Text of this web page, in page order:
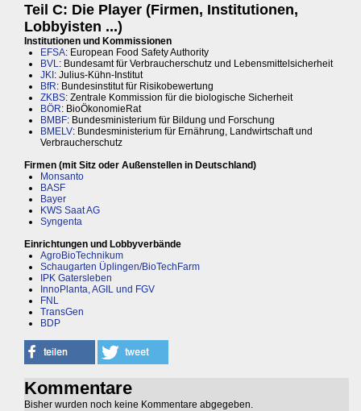
Teil C: Die Player (Firmen, Institutionen,
Lobbyisten ...)
Institutionen und Kommissionen
EFSA: European Food Safety Authority
BVL : Bundesamt für Verbraucherschutz und Lebensmittelsicherheit
JKI: Julius-Kühn-Institut
BfR: Bundesinstitut für Risikobewertung
ZKBS: Zentrale Kommission für die biologische Sicherheit
BÖR: BioÖkonomieRat
BMBF: Bundesministerium für Bildung und Forschung
BMELV: Bundesministerium für Ernährung, Landwirtschaft und
Verbraucherschutz
Firmen (mit Sitz oder Außenstellen in Deutschland)
Monsanto
BASF
Bayer
KWS Saat AG
Syngenta
Einrichtungen und Lobbyverbände
AgroBioTechnikum
Schaugarten Üplingen/BioTechFarm
IPK Gatersleben
InnoPlanta, AGIL und FGV
FNL
TransGen
BDP
Kommentare
Bisher wurden noch keine Kommentare abgegeben.